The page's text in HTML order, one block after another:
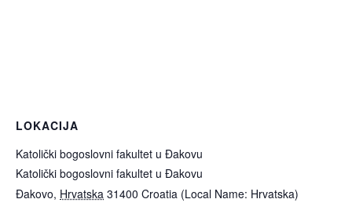
LOKACIJA
Katolički bogoslovni fakultet u Đakovu
Katolički bogoslovni fakultet u Đakovu
Đakovo, Hrvatska 31400 Croatia (Local Name: Hrvatska)